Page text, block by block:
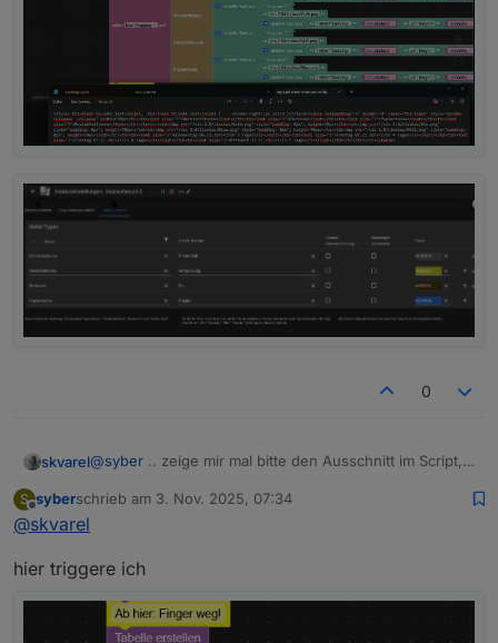
0
skvarel@syber .. zeige mir mal bitte den Ausschnitt im Script,
Tritt das Problem auch bei meinen Icons auf?
S
Offline
syberschrieb am 3. Nov. 2025, 07:34
zuletzt editiert von
@skvarel
hier triggere ich